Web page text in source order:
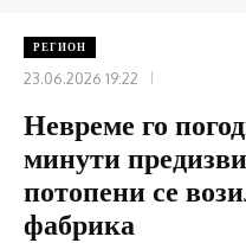
РЕГИОН
23.06.2026 19:22
Невреме го
минути
потопени се
фабрика